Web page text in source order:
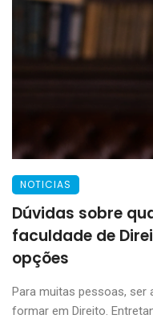
NOTICIAS
Dúvidas sobre
faculdade de
opções
Para muitas pessoas, ser
formar em Direito.